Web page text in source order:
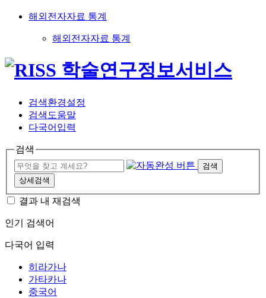
해외전자자료 통계
해외전자자료 통계
검색환경설정
검색도움말
다국어입력
검색
검색
상세검색
결과 내 재검색
인기 검색어
다국어 입력
히라가나
가타카나
중국어